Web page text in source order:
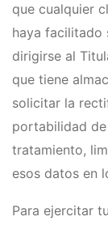
que cualquier
haya facilitado
dirigirse al
que tiene
solicitar la
portabilidad
tratamiento,
esos datos en
Para ejercitar